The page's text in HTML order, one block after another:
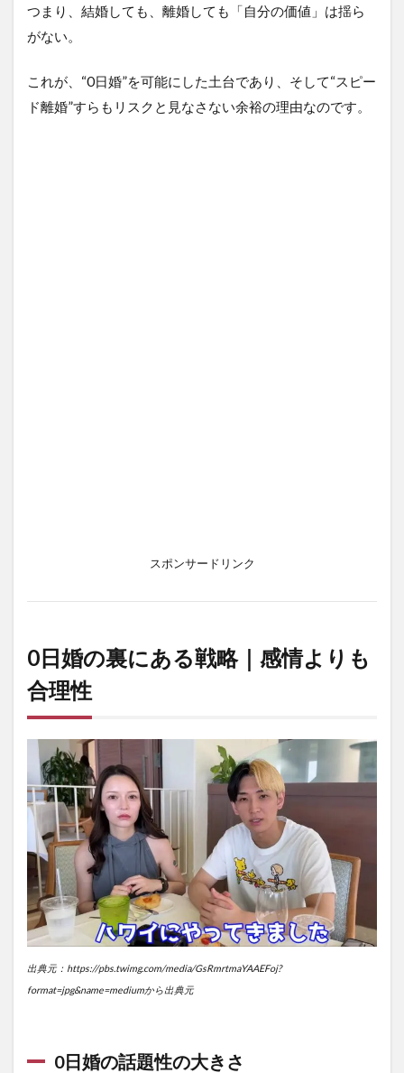
子
化
対
の
示
つまり、結婚しても、離婚しても「自分の価値」は揺ら
がない。
これが、“0日婚”を可能にした土台であり、そして“スピー
ド離婚”すらもリスクと見なさない余裕の理由なのです。
スポンサードリンク
0日婚の裏にある戦略｜感情よりも
合理性
出典元：https://pbs.twimg.com/media/GsRmrtmaYAAEFoj?
format=jpg&name=mediumから出典元
0日婚の話題性の大きさ